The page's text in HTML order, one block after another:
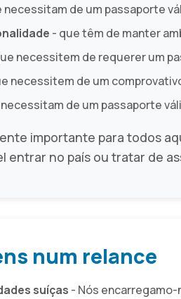
necessitam de um passaporte
- que têm de manter
necessitem de requerer um
necessitem de um
de um passaporte
importante para todos
entrar no país ou tratar de
num relance
suíças - Nós